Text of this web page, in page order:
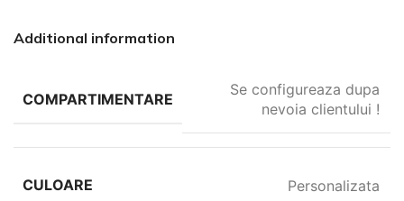
Additional information
COMPARTIMENTARE
Se configureaza dupa
nevoia clientului !
CULOARE Personalizata